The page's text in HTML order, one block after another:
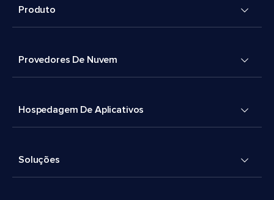
Produto
Provedores De Nuvem
Hospedagem De Aplicativos
Soluções